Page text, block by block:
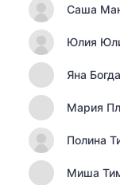
Саша
Юлия
Яна
Мария
Полина
Миша